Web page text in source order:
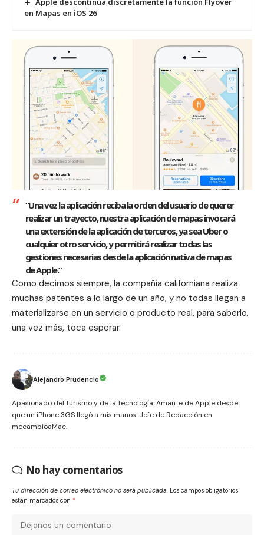
en Mapas en iOS 26
“Una vez la aplicación reciba la orden del usuario de querer
realizar un trayecto, nuestra aplicación de mapas invocará
una extensión de la aplicación de terceros, ya sea Uber o
cualquier otro servicio, y permitirá realizar todas las
gestiones necesarias desde la aplicación nativa de mapas
de Apple.”
Como decimos siempre, la compañía californiana realiza
muchas patentes a lo largo de un año, y no todas llegan a
materializarse en un servicio o producto real, para saberlo,
una vez más, toca esperar.
Alejandro Prudencio
Apasionado del turismo y de la tecnología. Amante de Apple desde
que un iPhone 3GS llegó a mis manos. Jefe de Redacción en
mecambioaMac.
No hay comentarios
Tu dirección de correo electrónico no será publicada. Los campos obligatorios
están marcados con *